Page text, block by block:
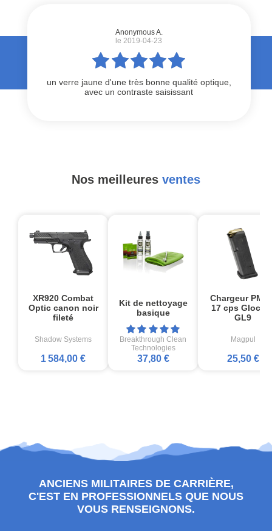
Anonymous A.
le 2019-04-23
un verre jaune d'une très bonne qualité optique,
avec un contraste saisissant
Nos meilleures ventes
XR920 Combat
Optic canon noir
fileté
Shadow Systems
1 584,00 €
Kit de nettoyage
basique
Breakthrough Clean
Technologies
37,80 €
Chargeur
17 cps
GL9
Magpul
25,50 €
ANCIENS MILITAIRES DE CARRIÈRE,
C'EST EN PROFESSIONNELS QUE NOUS
VOUS RENSEIGNONS.